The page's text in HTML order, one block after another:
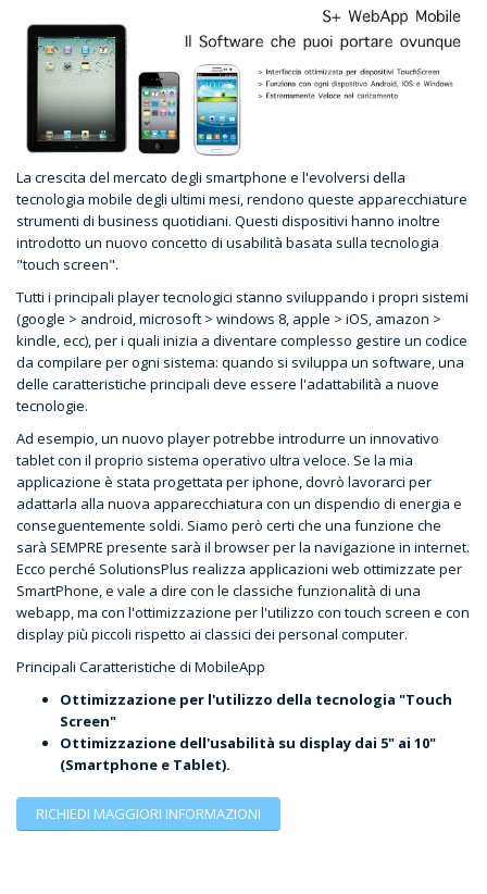
La crescita del mercato degli smartphone e l'evolversi della
tecnologia mobile degli ultimi mesi, rendono queste apparecchiature
strumenti di business quotidiani. Questi dispositivi hanno inoltre
introdotto un nuovo concetto di usabilità basata sulla tecnologia
"touch screen".
Tutti i principali player tecnologici stanno sviluppando i propri sistemi
(google > android, microsoft > windows 8, apple > iOS, amazon >
kindle, ecc), per i quali inizia a diventare complesso gestire un codice
da compilare per ogni sistema: quando si sviluppa un software, una
delle caratteristiche principali deve essere l'adattabilità a nuove
tecnologie.
Ad esempio, un nuovo player potrebbe introdurre un innovativo
tablet con il proprio sistema operativo ultra veloce. Se la mia
applicazione è stata progettata per iphone, dovrò lavorarci per
adattarla alla nuova apparecchiatura con un dispendio di energia e
conseguentemente soldi. Siamo però certi che una funzione che
sarà SEMPRE presente sarà il browser per la navigazione in internet.
Ecco perché SolutionsPlus realizza applicazioni web ottimizzate per
SmartPhone, e vale a dire con le classiche funzionalità di una
webapp, ma con l'ottimizzazione per l'utilizzo con touch screen e con
display più piccoli rispetto ai classici dei personal computer.
Principali Caratteristiche di MobileApp
Ottimizzazione per l'utilizzo della tecnologia "Touch
Screen"
Ottimizzazione dell'usabilità su display dai 5" ai 10"
(Smartphone e Tablet).
RICHIEDI MAGGIORI INFORMAZIONI